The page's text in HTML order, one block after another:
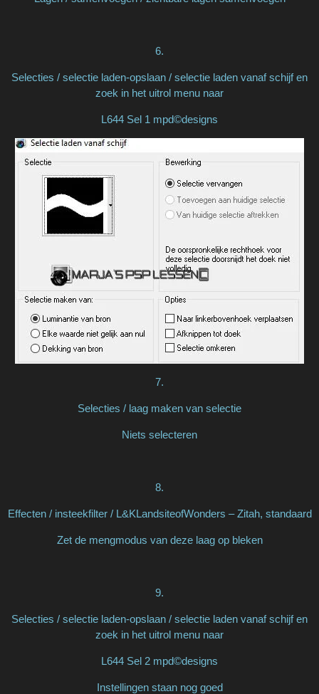
6.
Selecties / selectie laden-opslaan / selectie laden vanaf schijf en
zoek in het uitrol menu naar
L644 Sel 1 mpd©designs
7.
Selecties / laag maken van selectie
Niets selecteren
8.
Effecten / insteekfilter / L&KLandsiteofWonders – Zitah, standaard
Zet de mengmodus van deze laag op bleken
9.
Selecties / selectie laden-opslaan / selectie laden vanaf schijf en
zoek in het uitrol menu naar
L644 Sel 2 mpd©designs
Instellingen staan nog goed